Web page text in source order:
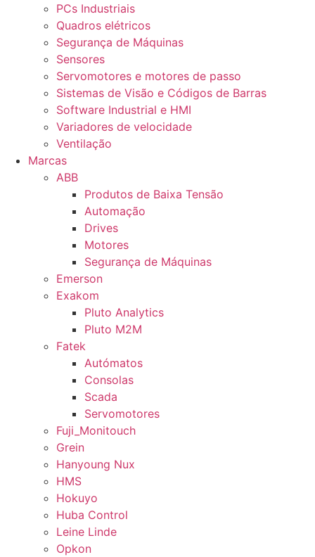
PCs Industriais
Quadros elétricos
Segurança de Máquinas
Sensores
Servomotores e motores de passo
Sistemas de Visão e Códigos de Barras
Software Industrial e HMI
Variadores de velocidade
Ventilação
Marcas
ABB
Produtos de Baixa Tensão
Automação
Drives
Motores
Segurança de Máquinas
Emerson
Exakom
Pluto Analytics
Pluto M2M
Fatek
Autómatos
Consolas
Scada
Servomotores
Fuji_Monitouch
Grein
Hanyoung Nux
HMS
Hokuyo
Huba Control
Leine Linde
Opkon